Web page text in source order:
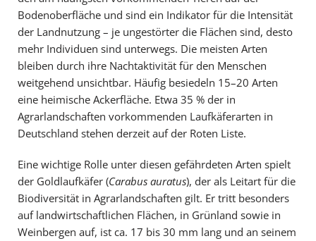
Bodenoberfläche und sind ein Indikator für die Intensität
der Landnutzung – je ungestörter die Flächen sind, desto
mehr Individuen sind unterwegs. Die meisten Arten
bleiben durch ihre Nachtaktivität für den Menschen
weitgehend unsichtbar. Häufig besiedeln 15–20 Arten
eine heimische Ackerfläche. Etwa 35 % der in
Agrarlandschaften vorkommenden Laufkäferarten in
Deutschland stehen derzeit auf der Roten Liste.
Eine wichtige Rolle unter diesen gefährdeten Arten spielt
der Goldlaufkäfer (Carabus auratus), der als Leitart für die
Biodiversität in Agrarlandschaften gilt. Er tritt besonders
auf landwirtschaftlichen Flächen, in Grünland sowie in
Weinbergen auf, ist ca. 17 bis 30 mm lang und an seinem